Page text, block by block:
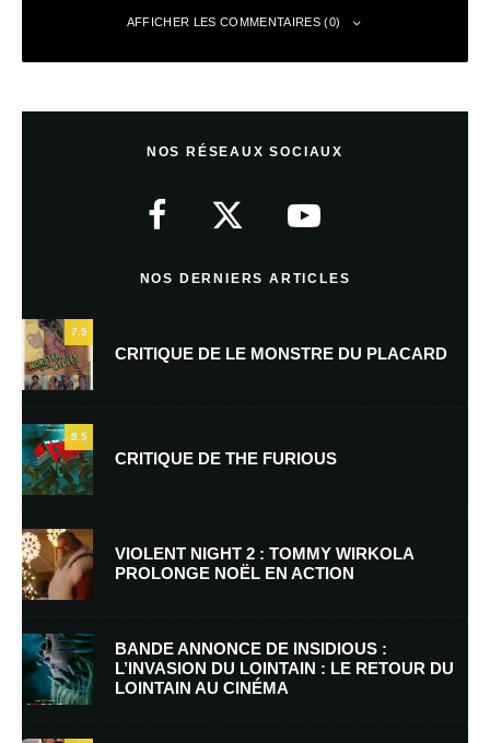
AFFICHER LES COMMENTAIRES (0)
Nom*
E-mail *
Enregistrer mon nom, mon e-mail et mon site dans le navigateur pour
mon prochain commentaire.
NOS RÉSEAUX SOCIAUX
NOS DERNIERS ARTICLES
7.5
CRITIQUE DE LE MONSTRE DU PLACARD
9.5
CRITIQUE DE THE FURIOUS
VIOLENT NIGHT 2 : TOMMY WIRKOLA
PROLONGE NOËL EN ACTION
BANDE ANNONCE DE INSIDIOUS :
L’INVASION DU LOINTAIN : LE RETOUR DU
LOINTAIN AU CINÉMA